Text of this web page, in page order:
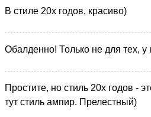
В стиле 20х годов, красиво)
Обалденно! Только не для тех, у
Простите, но стиль 20х годов -
тут стиль ампир. Прелестный)